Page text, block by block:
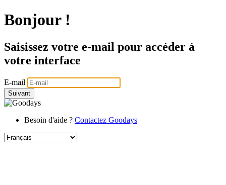
Bonjour !
Saisissez votre e-mail pour accéder à
votre interface
E-mail
Suivant
Besoin d'aide ? Contactez Goodays